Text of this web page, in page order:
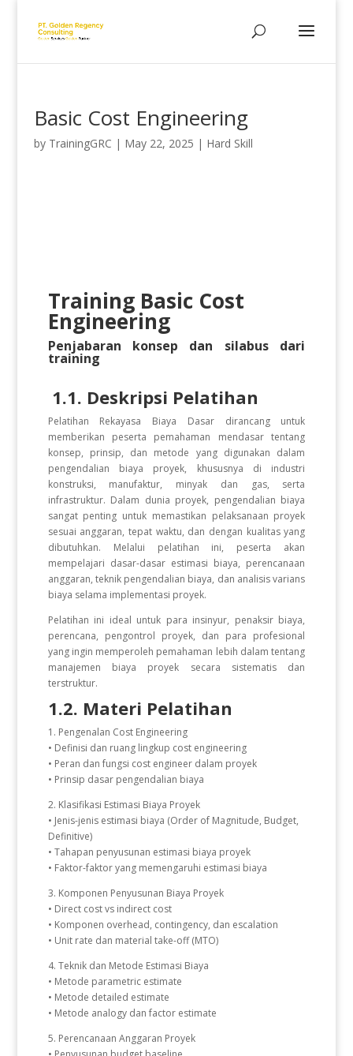
Basic Cost Engineering
by TrainingGRC | May 22, 2025 | Hard Skill
Training Basic Cost
Engineering
Penjabaran konsep dan silabus dari
training
1.1. Deskripsi Pelatihan
Pelatihan Rekayasa Biaya Dasar dirancang untuk
memberikan peserta pemahaman mendasar tentang
konsep, prinsip, dan metode yang digunakan dalam
pengendalian biaya proyek, khususnya di industri
konstruksi, manufaktur, minyak dan gas, serta
infrastruktur. Dalam dunia proyek, pengendalian biaya
sangat penting untuk memastikan pelaksanaan proyek
sesuai anggaran, tepat waktu, dan dengan kualitas yang
dibutuhkan. Melalui pelatihan ini, peserta akan
mempelajari dasar-dasar estimasi biaya, perencanaan
anggaran, teknik pengendalian biaya, dan analisis varians
biaya selama implementasi proyek.
Pelatihan ini ideal untuk para insinyur, penaksir biaya,
perencana, pengontrol proyek, dan para profesional
yang ingin memperoleh pemahaman lebih dalam tentang
manajemen biaya proyek secara sistematis dan
terstruktur.
1.2. Materi Pelatihan
1. Pengenalan Cost Engineering
• Definisi dan ruang lingkup cost engineering
• Peran dan fungsi cost engineer dalam proyek
• Prinsip dasar pengendalian biaya
2. Klasifikasi Estimasi Biaya Proyek
• Jenis-jenis estimasi biaya (Order of Magnitude, Budget,
Definitive)
• Tahapan penyusunan estimasi biaya proyek
• Faktor-faktor yang memengaruhi estimasi biaya
3. Komponen Penyusunan Biaya Proyek
• Direct cost vs indirect cost
• Komponen overhead, contingency, dan escalation
• Unit rate dan material take-off (MTO)
4. Teknik dan Metode Estimasi Biaya
• Metode parametric estimate
• Metode detailed estimate
• Metode analogy dan factor estimate
5. Perencanaan Anggaran Proyek